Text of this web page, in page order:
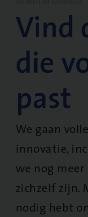
Vind
die
past
We gaan
innovatie,
we nog
zichzelf zijn.
nodig hebt